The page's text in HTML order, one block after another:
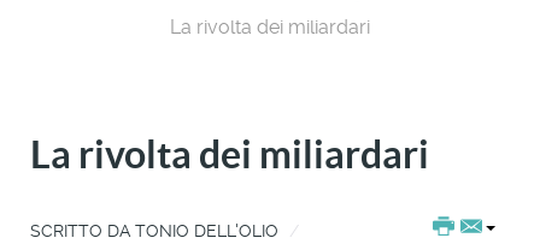
La rivolta dei miliardari
La rivolta dei miliardari
SCRITTO DA TONIO DELL'OLIO